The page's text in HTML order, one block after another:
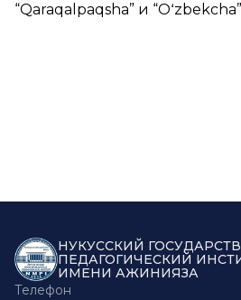
“Qaraqalpaqsha” и “Oʻzbekcha
НУКУССКИЙ
ПЕДАГОГИЧЕСКИЙ
ИМЕНИ АЖИНИЯЗА
Телефон